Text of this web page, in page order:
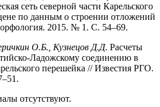
сеть северной части Карельского
по данным о строении отложений
2015. № 1. С. 54–69.
О.Б., Кузнецов Д.Д. Расчеты
Ладожскому соединению в
перешейка // Известия РГО.
отсутствуют.